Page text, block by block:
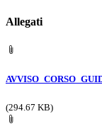
Allegati
(294.67 KB)